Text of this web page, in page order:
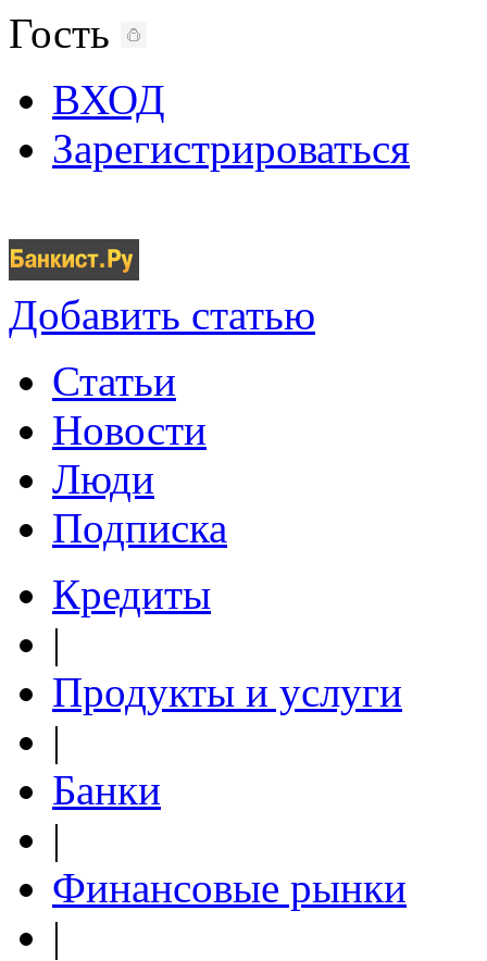
Гость
ВХОД
Зарегистрироваться
Добавить статью
Статьи
Новости
Люди
Подписка
Кредиты
|
Продукты и услуги
|
Банки
|
Финансовые рынки
|